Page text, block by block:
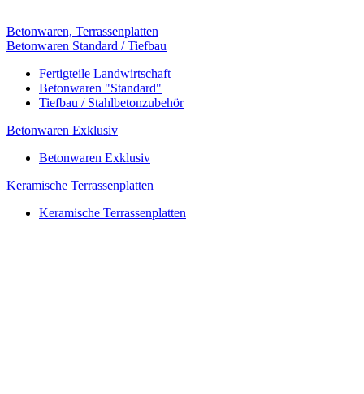
Betonwaren, Terrassenplatten
Betonwaren Standard / Tiefbau
Fertigteile Landwirtschaft
Betonwaren "Standard"
Tiefbau / Stahlbetonzubehör
Betonwaren Exklusiv
Betonwaren Exklusiv
Keramische Terrassenplatten
Keramische Terrassenplatten